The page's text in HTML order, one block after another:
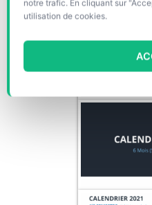
notre trafic. En cliquant sur
utilisation de cookies.